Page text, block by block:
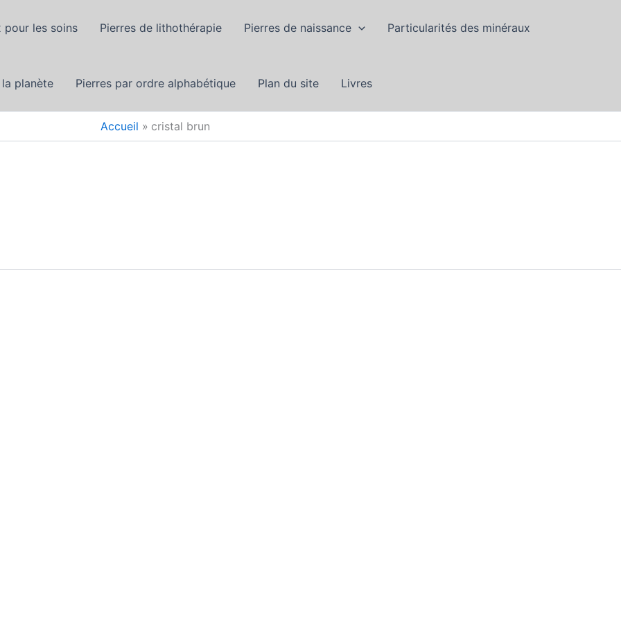
pour les soins Pierres de lithothérapie Pierres de naissance Particularités des minéraux
planète Pierres par ordre alphabétique Plan du site Livres
Accueil cristal brun